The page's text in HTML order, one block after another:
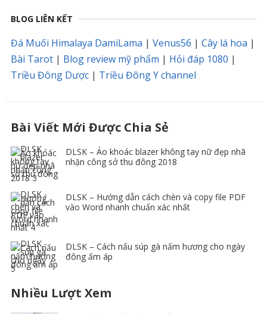
BLOG LIÊN KẾT
Đá Muối Himalaya DamiLama | Venus56 | Cây lá hoa |
Bài Tarot| Blog review mỹ phẩm | Hỏi đáp 1080 |
Triều Đông Dược| Triều Đông Y channel
Bài Viết Mới Được Chia Sẻ
DLSK – Áo khoác blazer không tay nữ đẹp nhã
nhặn công sở thu đông 2018
DLSK – Hướng dẫn cách chèn và copy file PDF
vào Word nhanh chuẩn xác nhất
DLSK – Cách nấu súp gà nấm hương cho ngày
đông ấm áp
Nhiều Lượt Xem